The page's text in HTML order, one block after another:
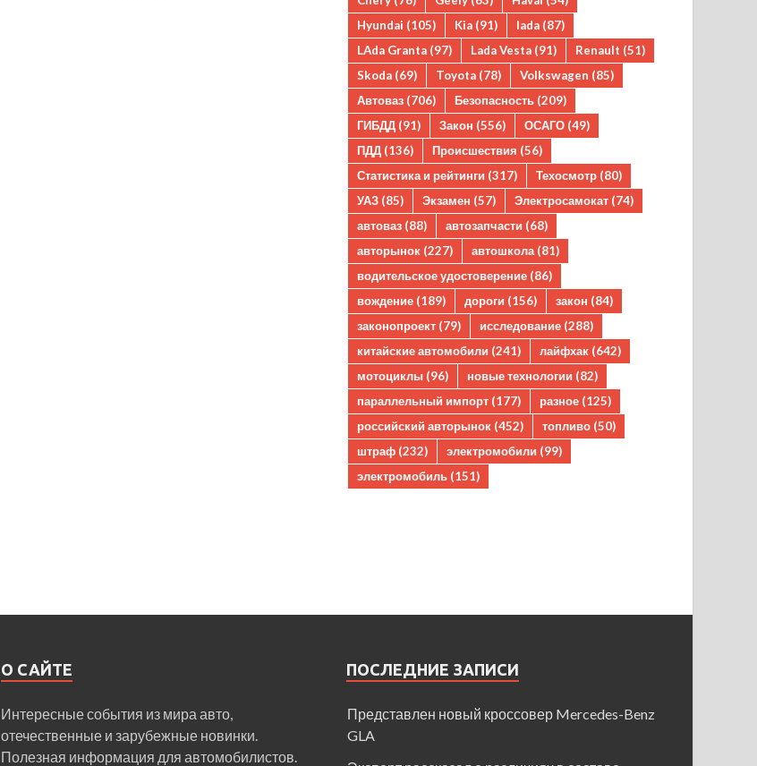
Hyundai (105) Kia (91) lada (87)
LAda Granta (97) Lada Vesta (91) Renault (51)
Skoda (69) Toyota (78) Volkswagen (85)
Автоваз (706) Безопасность (209)
ГИБДД (91) Закон (556) ОСАГО (49)
ПДД (136) Происшествия (56)
Статистика и рейтинги (317) Техосмотр (80)
УАЗ (85) Экзамен (57) Электросамокат (74)
автоваз (88) автозапчасти (68)
авторынок (227) автошкола (81)
водительское удостоверение (86)
вождение (189) дороги (156) закон (84)
законопроект (79) исследование (288)
китайские автомобили (241) лайфхак (642)
мотоциклы (96) новые технологии (82)
параллельный импорт (177) разное (125)
российский авторынок (452) топливо (50)
штраф (232) электромобили (99)
электромобиль (151)
О САЙТЕ
Интересные события из мира авто,
отечественные и зарубежные новинки.
Полезная информация для автомобилистов.
ПОСЛЕДНИЕ ЗАПИСИ
Представлен новый кроссовер Mercedes-Benz
GLA